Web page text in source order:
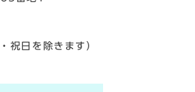
祝日を除きます）